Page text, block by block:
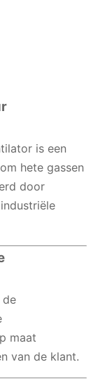
is een
hete gassen
door
de
maat
van de klant.